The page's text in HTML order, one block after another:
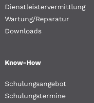
Dienstleistervermittlung
Wartung/Reparatur
Downloads
Know-How
Schulungsangebot
Schulungstermine